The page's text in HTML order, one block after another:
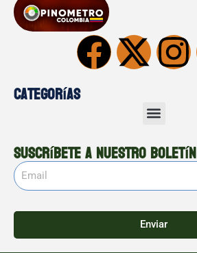
Categorías
Suscríbete a nuestro boletín
Enviar